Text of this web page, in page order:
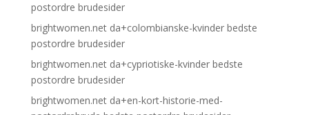
postordre brudesider
brightwomen.net da+colombianske-kvinder bedste
postordre brudesider
brightwomen.net da+cypriotiske-kvinder bedste
postordre brudesider
brightwomen.net da+en-kort-historie-med-